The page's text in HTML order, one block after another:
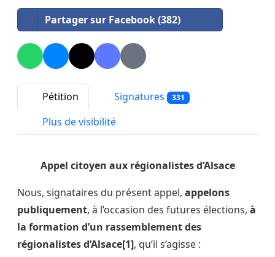
Partager sur Facebook (382)
Pétition Signatures 331
Plus de visibilité
Appel citoyen aux régionalistes d’Alsace
Nous, signataires du présent appel, appelons
publiquement, à l’occasion des futures élections, à
la formation d’un rassemblement des
régionalistes d’Alsace[1], qu’il s’agisse :